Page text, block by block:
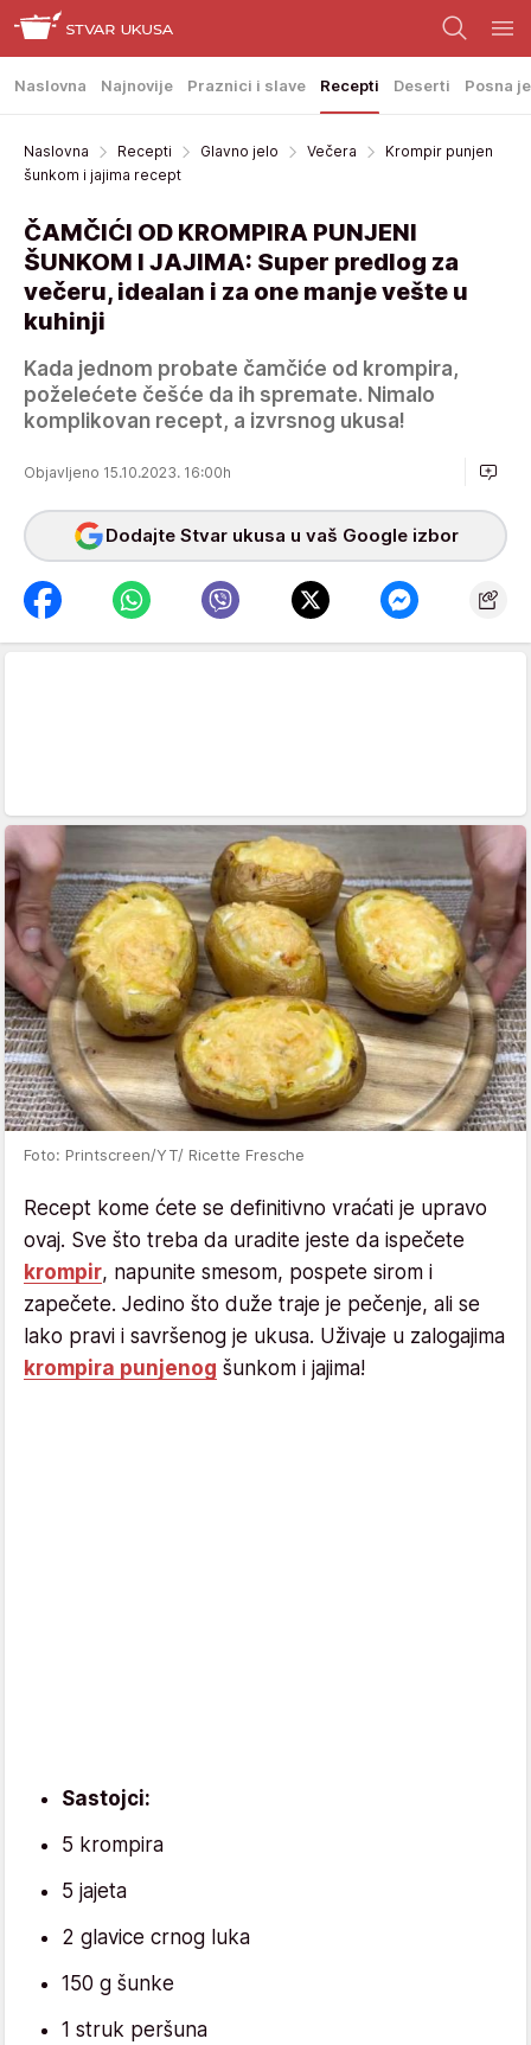
Naslovna Najnovije Praznici i slave Recepti Deserti Posna
Naslovna Recepti Glavno jelo Večera
Krompir punjen
šunkom i jajima recept
ČAMČIĆI OD KROMPIRA PUNJENI
ŠUNKOM I JAJIMA: Super predlog za
večeru, idealan i za one manje vešte u
kuhinji
Kada jednom probate čamčiće od krompira,
poželećete češće da ih spremate. Nimalo
komplikovan recept, a izvrsnog ukusa!
Objavljeno 15.10.2023. 16:00h
Dodajte Stvar ukusa u vaš Google izbor
Foto: Printscreen/YT/ Ricette Fresche
Recept kome ćete se definitivno vraćati je upravo
ovaj. Sve što treba da uradite jeste da ispečete
krompir, napunite smesom, pospete sirom i
zapečete. Jedino što duže traje je pečenje, ali se
lako pravi i savršenog je ukusa. Uživaje u zalogajima
krompira punjenog šunkom i jajima!
Sastojci:
5 krompira
5 jajeta
2 glavice crnog luka
150 g šunke
1 struk peršuna